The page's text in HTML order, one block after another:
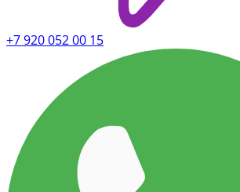
+7 920 052 00 15